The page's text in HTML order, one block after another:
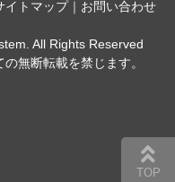
イトマップ｜ お問い合わせ
All Rights Reserved
無断転載を禁じます。